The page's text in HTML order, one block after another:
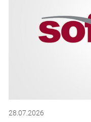
28.07.2026